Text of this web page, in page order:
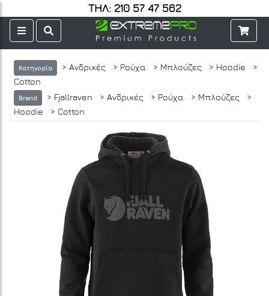
ΤΗΛ: 210 57 47 562
Κατηγορία > Ανδρικές > Ρούχα > Μπλούζες > Hoodie
>
Cotton
Brand > Fjallraven > Ανδρικές > Ρούχα > Μπλούζες
>
Hoodie
> Cotton